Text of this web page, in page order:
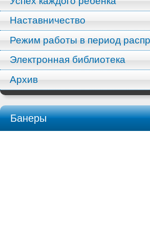
Наставничество
Режим работы в период
Электронная библиотека
Архив
Банеры